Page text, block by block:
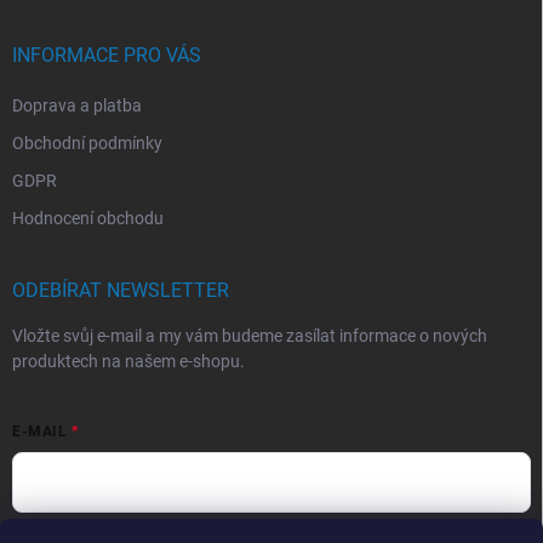
INFORMACE PRO VÁS
Doprava a platba
Obchodní podmínky
GDPR
Hodnocení obchodu
ODEBÍRAT NEWSLETTER
Vložte svůj e-mail a my vám budeme zasílat informace o nových
produktech na našem e-shopu.
E-MAIL